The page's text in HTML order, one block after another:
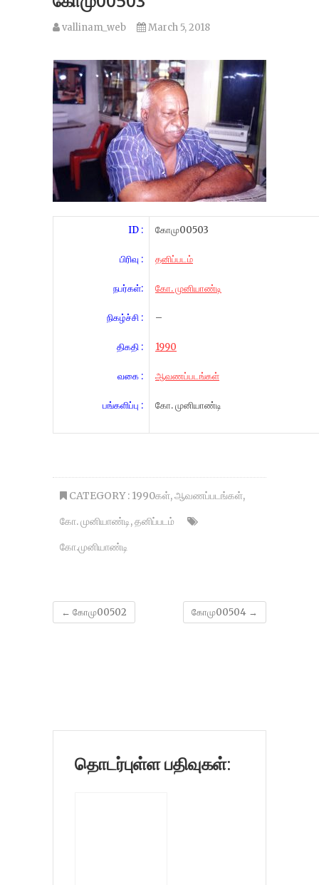
vallinam_web March 5, 2018
ID :
பிரிவு :
நபர்கள்:
நிகழ்ச்சி :
திகதி :
வகை :
பங்களிப்பு :
கோமு00503
தனிப்படம்
கோ. முனியாண்டி
–
1990
ஆவணப்படங்கள்
கோ. முனியாண்டி
CATEGORY : 1990கள்,ஆவணப்படங்கள்,
கோ. முனியாண்டி,தனிப்படம்
கோ.முனியாண்டி
← கோமு00502 கோமு00504 →
தொடர்புள்ள பதிவுகள்: